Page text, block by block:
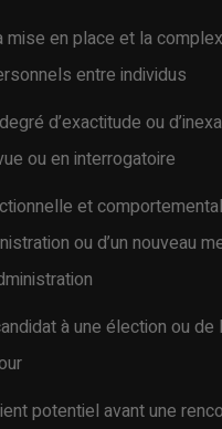
mise en place et la
entre individus
d’exactitude ou
ou en interrogatoire
et
ou d’un nouveau
à une élection ou de
potentiel avant une